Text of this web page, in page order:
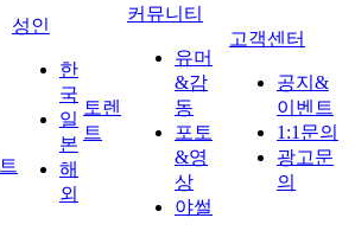
성인
한
국
일
본
해
외
토렌
트
커뮤니티
유머
&감
동
포토
&영
상
야썰
고객센터
공지&
이벤트
1:1문의
광고문
의